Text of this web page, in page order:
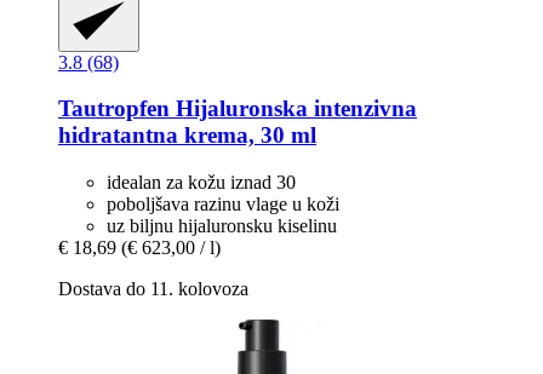
3.8 (68)
Tautropfen Hijaluronska intenzivna
hidratantna krema, 30 ml
idealan za kožu iznad 30
poboljšava razinu vlage u koži
uz biljnu hijaluronsku kiselinu
€ 18,69 (€ 623,00 / l)
Dostava do 11. kolovoza